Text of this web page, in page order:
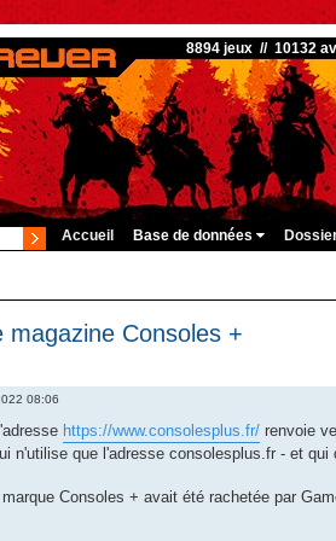
8894 jeux // 10132
Accueil Base de données
magazine Consoles +
08:06
https://www.consolesplus.fr/ renvoie
n'utilise que l'adresse consolesplus.fr - et qui
Consoles + avait été rachetée par